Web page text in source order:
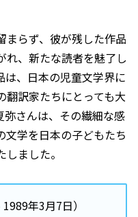
まらず、彼が残した作品
れ、新たな読者を魅了し
は、日本の児童文学界に
翻訳家たちにとっても大
弥さんは、その繊細な感
文学を日本の子どもたち
ました。
年3月7日）